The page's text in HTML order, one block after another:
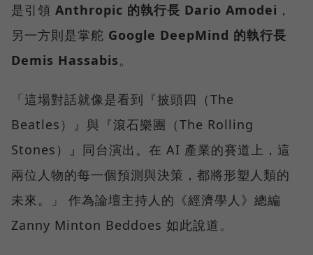
是引領 Anthropic 的執行長 Dario Amodei ，
另一方則是掌舵 Google DeepMind 的執行長
Demis Hassabis。
「這場對話就像是看到『披頭四（The
Beatles）』與『滾石樂團（The Rolling
Stones）』同台演出。在 AI 產業的賽道上，這
兩位人物的每一個預測與決策，都將形塑人類的
未來。」 作為論壇主持人的《經濟學人》總編
Zanny Minton Beddoes 如此說道。